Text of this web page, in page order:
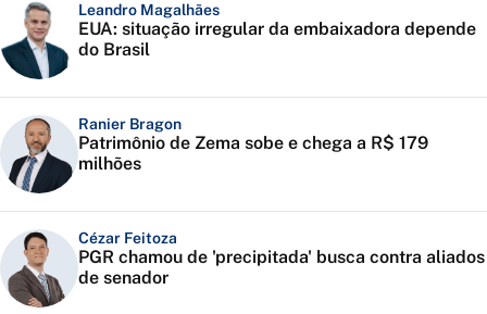
Leandro Magalhães
EUA: situação irregular da embaixadora depende
do Brasil
Ranier Bragon
Patrimônio de Zema sobe e chega a R$ 179
milhões
Cézar Feitoza
PGR chamou de 'precipitada' busca contra aliados
de senador